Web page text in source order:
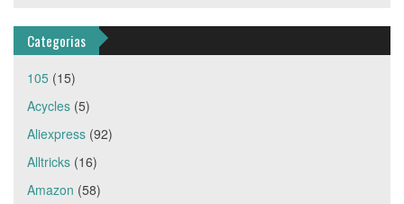
Categorias
105 (15)
Acycles (5)
Aliexpress (92)
Alltricks (16)
Amazon (58)